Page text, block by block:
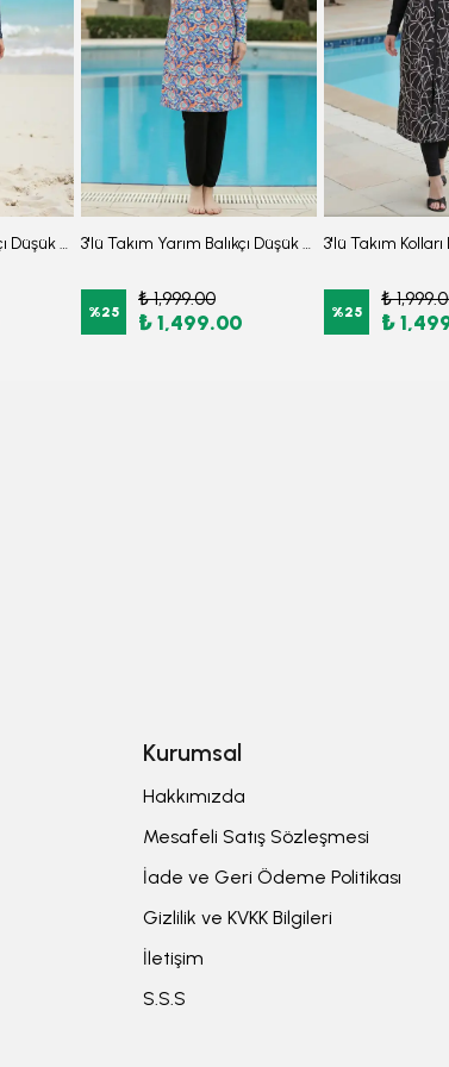
3'lü Takım Yarım Balıkçı Düşük Omuz Yarasakol Likralı Kumaş Burkini Tesettür Mayo D32 3'lü Takım Yarım Balıkçı Düşük Omuz Yarasakol Likralı Kumaş Burkini Tesettür Mayo D49
%25
₺ 1,999.00
₺ 1,499.00 %25
₺
₺
Kurumsal
Hakkımızda
Mesafeli Satış Sözleşmesi
İade ve Geri Ödeme Politikası
Gizlilik ve KVKK Bilgileri
İletişim
S.S.S